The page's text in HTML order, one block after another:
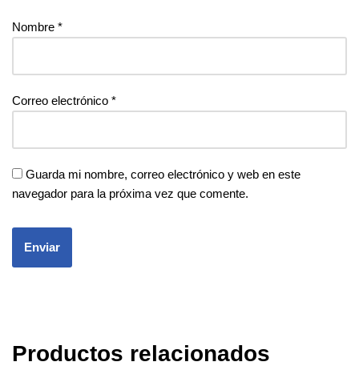
Nombre *
Correo electrónico *
Guarda mi nombre, correo electrónico y web en este
navegador para la próxima vez que comente.
Productos relacionados